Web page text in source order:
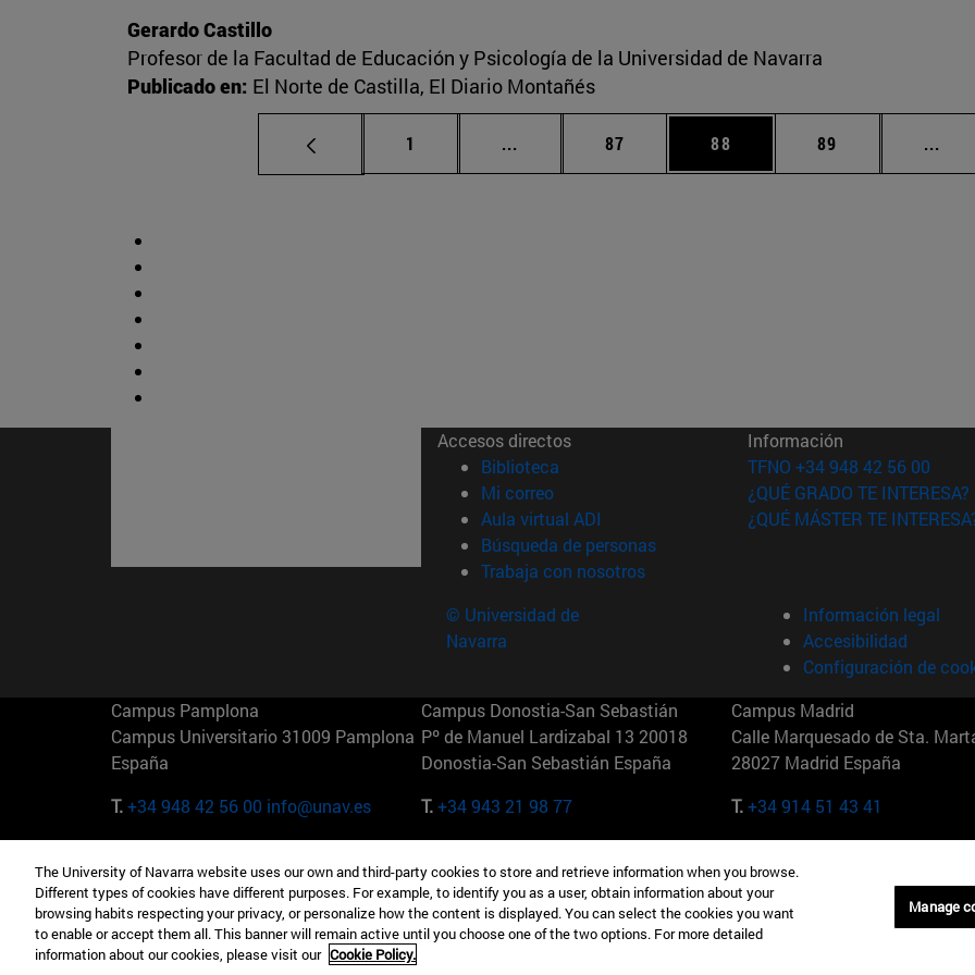
Gerardo Castillo
Profesor de la Facultad de Educación y Psicología de la Universidad de Navarra
Publicado en: El Norte de Castilla, El Diario Montañés
Página
1 ... Páginas intermedias Use TAB para desplazarse.
Página
87 Página
88 Página
89 ...
Accesos directos
Biblioteca (abre en nueva ventana)
Mi correo(abre en nueva ventana)
Aula virtual ADI (abre en nueva ventana)
Búsqueda de personas(abre en nueva ventana)
Trabaja con nosotros(abre en nueva ventana)
Información
TFNO +34 948 42 56 00
¿QUÉ GRADO TE INTERESA?
¿QUÉ MÁSTER TE
© Universidad de
Navarra
Información legal
Accesibilidad
Configuración de
Campus Pamplona
Campus Universitario 31009 Pamplona
España
T.+34 948 42 56 00 info@unav.es
Campus Donostia-San Sebastián
Pº de Manuel Lardizabal 13 20018
Donostia-San Sebastián España
T.+34 943 21 98 77
Campus Madrid
Calle Marquesado de Sta.
28027 Madrid España
T.+34 914 51 43 41
Camino del Cerro Águila 3 28023
Madrid España
T.+34 912 11 30 00
165 W 57th St 10019-2201 Nueva York
EE.UU
T.+1 646 346 8850
Maria-Theresia-Straße 15 81675
Múnich Alemania
T.+49 89 24209790
The University of Navarra website uses our own and third-party cookies to store and retrieve information when you browse.
Different types of cookies have different purposes. For example, to identify you as a user, obtain information about your
browsing habits respecting your privacy, or personalize how the content is displayed. You can select the cookies you want
to enable or accept them all. This banner will remain active until you choose one of the two options. For more detailed
information about our cookies, please visit our Cookie Policy.
Manage